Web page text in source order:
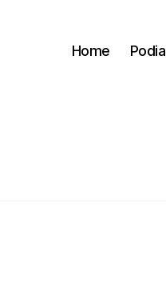
Home Podia